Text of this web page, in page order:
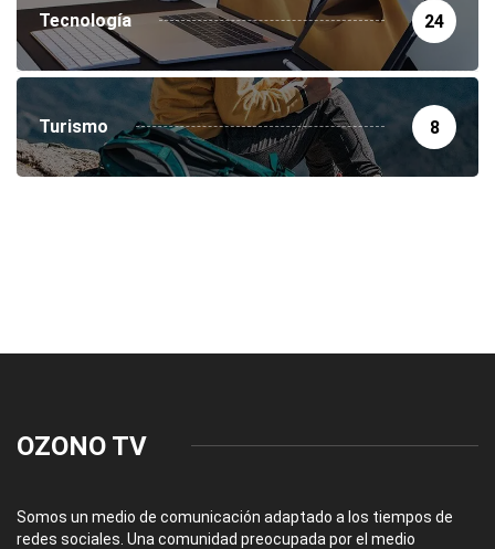
Tecnología 24
Turismo 8
OZONO TV
Somos un medio de comunicación adaptado a los tiempos de
redes sociales. Una comunidad preocupada por el medio